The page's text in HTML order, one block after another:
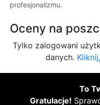
profesjonalizmu.
Oceny na
Tylko zalogowani
danych.
To
Gratulacje!